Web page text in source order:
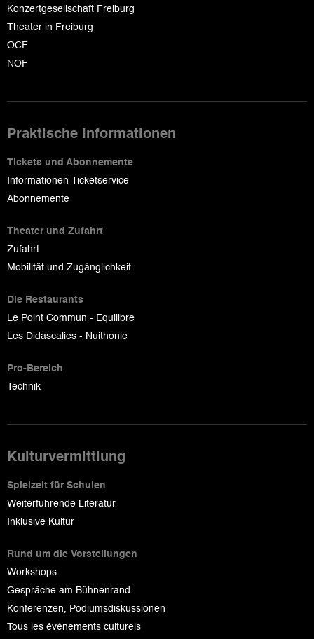
Konzertgesellschaft Freiburg
Theater in Freiburg
OCF
NOF
Praktische Informationen
Tickets und Abonnemente
Informationen Ticketservice
Abonnemente
Theater und Zufahrt
Zufahrt
Mobilität und Zugänglichkeit
Die Restaurants
Le Point Commun - Equilibre
Les Didascalies - Nuithonie
Pro-Bereich
Technik
Kulturvermittlung
Spielzeit für Schulen
Weiterführende Literatur
Inklusive Kultur
Rund um die Vorstellungen
Workshops
Gespräche am Bühnenrand
Konferenzen, Podiumsdiskussionen
Tous les événements culturels